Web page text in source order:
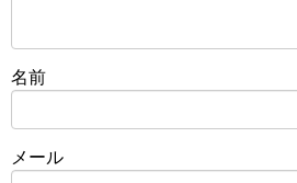
名前
メール